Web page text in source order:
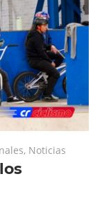
, Noticias